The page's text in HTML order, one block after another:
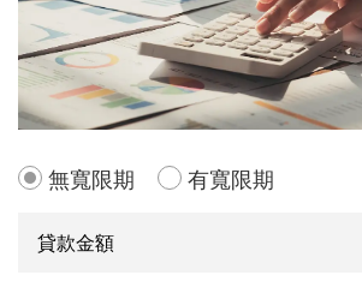
無寬限期 有寬限期